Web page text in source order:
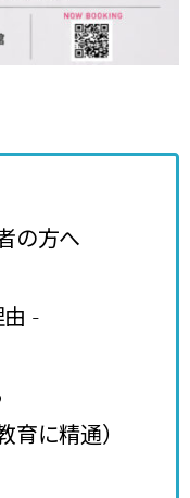
の方へ
-
に精通）